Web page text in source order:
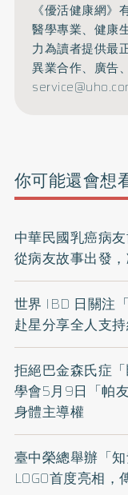
《優活健康網
醫學專業、健康
力為讀者提供最
異業合作、廣告
你可能還會想
中華民國乳癌病
從病友故事出發
世界 IBD 日關注
赴星分享全人支
拒絕巴金森氏症
學會5月9日「帕
身體主導權
臺中榮總舉辦「
LOGO首度亮相